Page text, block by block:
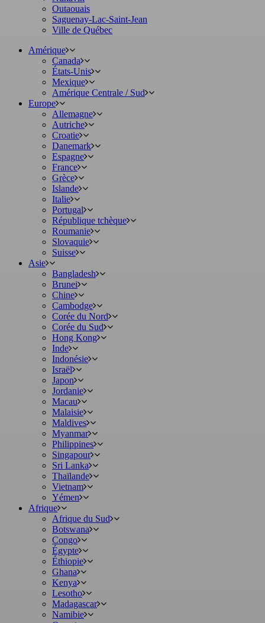
Outaouais
Saguenay-Lac-Saint-Jean
Ville de Québec
Amérique
Canada
États-Unis
Mexique
Amérique Centrale / Sud
Europe
Allemagne
Autriche
Croatie
Danemark
Espagne
France
Grèce
Islande
Italie
Portugal
République tchèque
Roumanie
Slovaquie
Suisse
Asie
Bangladesh
Brunei
Chine
Cambodge
Corée du Nord
Corée du Sud
Hong Kong
Inde
Indonésie
Israël
Japon
Jordanie
Macau
Malaisie
Maldives
Myanmar
Philippines
Singapour
Sri Lanka
Thaïlande
Vietnam
Yémen
Afrique
Afrique du Sud
Botswana
Congo
Égypte
Éthiopie
Ghana
Kenya
Lesotho
Madagascar
Namibie